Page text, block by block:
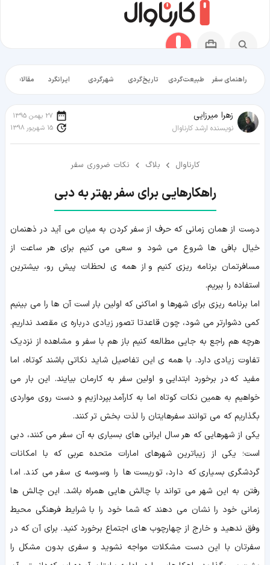
راهنمای سفر طبیعت‌گردی تاریخ‌گردی شهرگردی ایرانگرد مقالات
زهرا میرزایی
نویسنده ارشد کارناوال
27 بهمن 1395
15 شهریور 1398
کارناوال بلاگ نکات ضروری سفر
راهکارهایی برای سفر بهتر به دبی
درست از همان زمانی که حرف از سفر کردن به میان می آید در ذهنمان
خیال بافی ها شروع می شود و سعی می کنیم برای هر ساعت از
مسافرتمان برنامه ریزی کنیم و از همه ی لحظات پیش رو، بیشترین
استفاده را ببریم.
اما برنامه ریزی برای شهرها و اماکنی که اولین بار است آن ها را می بینیم
کمی دشوارتر می شود، چون قاعدتا تصور زیادی درباره ی مقصد نداریم.
هرچه هم راجع به جایی مطالعه کنیم باز هم با سفر و مشاهده از نزدیک
تفاوت زیادی دارد. با همه ی این تفاصیل شاید نکاتی باشند کوتاه، اما
مفید که در برخورد ابتدایی و اولین سفر به کارمان بیایند. این بار می
خواهیم به همین نکات کوتاه اما به کارآمد بپردازیم و دست روی مواردی
بگذاریم که می توانند سفرهایتان را لذت بخش تر کنند.
یکی از شهرهایی که هر سال ایرانی های بسیاری به آن سفر می کنند، دبی
است؛ یکی از زیباترین شهرهای امارات متحده عربی که با امکانات
گردشگری بسیاری که دارد، توریست ها را وسوسه ی سفر می کند. اما
رفتن به این شهر می تواند با چالش هایی همراه باشد. این چالش ها
زمانی خود را نشان می دهند که شما خود را با شرایط فرهنگی محیط
وفق ندهید و خارج از چهارچوب های اجتماع برخورد کنید. برای آن که در
سفرتان با این دست مشکلات مواجه نشوید و سفری بدون مشکل را